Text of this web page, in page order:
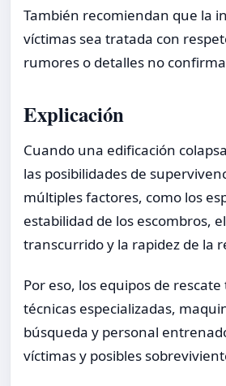
También recomiendan que la
víctimas sea tratada con
rumores o detalles no
Explicación
Cuando una edificación
las posibilidades de
múltiples factores, como los
estabilidad de los escombros,
transcurrido y la rapidez de la
Por eso, los equipos de
técnicas especializadas,
búsqueda y personal
víctimas y posibles